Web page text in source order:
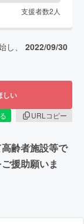
支援者数2 人
し、 2022/09/30
しい
URLコピー
齢者施設等で
援助願いま